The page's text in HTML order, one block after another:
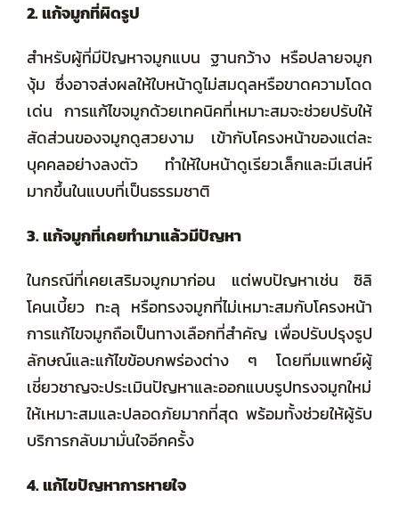
2. แก้จมูกที่ผิดรูป
สำหรับผู้ที่มีปัญหาจมูกแบน ฐานกว้าง หรือปลายจมูก
งุ้ม ซึ่งอาจส่งผลให้ใบหน้าดูไม่สมดุลหรือขาดความโดด
เด่น การแก้ไขจมูกด้วยเทคนิคที่เหมาะสมจะช่วยปรับให้
สัดส่วนของจมูกดูสวยงาม เข้ากับโครงหน้าของแต่ละ
บุคคลอย่างลงตัว ทำให้ใบหน้าดูเรียวเล็กและมีเสน่ห์
มากขึ้นในแบบที่เป็นธรรมชาติ
3. แก้จมูกที่เคยทำมาแล้วมีปัญหา
ในกรณีที่เคยเสริมจมูกมาก่อน แต่พบปัญหาเช่น ซิลิ
โคนเบี้ยว ทะลุ หรือทรงจมูกที่ไม่เหมาะสมกับโครงหน้า
การแก้ไขจมูกถือเป็นทางเลือกที่สำคัญ เพื่อปรับปรุงรูป
ลักษณ์และแก้ไขข้อบกพร่องต่าง ๆ โดยทีมแพทย์ผู้
เชี่ยวชาญจะประเมินปัญหาและออกแบบรูปทรงจมูกใหม่
ให้เหมาะสมและปลอดภัยมากที่สุด พร้อมทั้งช่วยให้ผู้รับ
บริการกลับมามั่นใจอีกครั้ง
4. แก้ไขปัญหาการหายใจ